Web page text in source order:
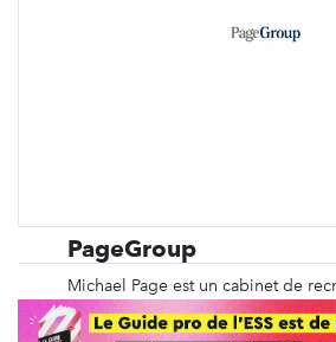
PageGroup
Michael Page est un cabinet de
spécialisé depuis plus de 40 ans
recrutement en CDI, en intérim,